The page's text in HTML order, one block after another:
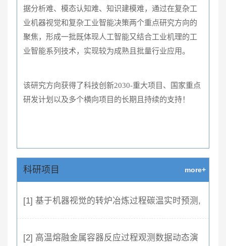
据分析难、模态认知难、知识建模难，通过在复杂工
业机器视觉和复杂工业智能决策两个重点研究方向的
聚焦，形成一批既体现人工智能又结合工业机理的工
业智能系列技术，实现较为成熟且批量行业应用。
该研究方向获得了科技创新2030-重大项目 、国家重点
研发计划以及多个横向项目的长期且持续的支持！
科研项目 more+
[1] 基于机器视觉的转炉冶炼过程碳温实时预测,
[2] 高温熔融金属容器反应过程观测数据动态演